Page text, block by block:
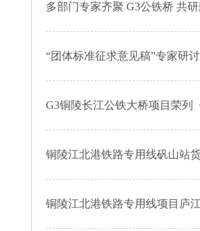
多部门专家齐聚 G3公铁桥 共
“团体标准征求意见稿”专家研
G3铜陵长江公铁大桥项目荣列
铜陵江北港铁路专用线矾山站
铜陵江北港铁路专用线项目庐